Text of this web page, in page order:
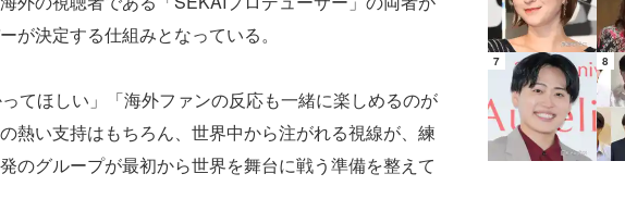
決定する仕組みとなっている。
てほしい」「海外ファンの反応も一緒に楽しめるのが
熱い支持はもちろん、世界中から注がれる視線が、練
のグループが最初から世界を舞台に戦う準備を整えて
7 8